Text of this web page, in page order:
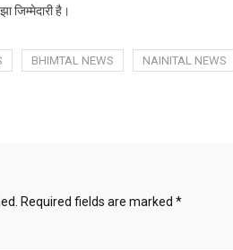
में
श्रद्धांजलि
जिम्मेदारी है।
BHIMTAL NEWS NAINITAL NEWS
Required fields are marked *